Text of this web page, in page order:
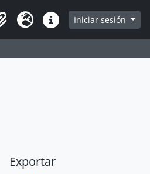
in browse page
Idioma Enlaces rápidos
Iniciar sesión
Exportar